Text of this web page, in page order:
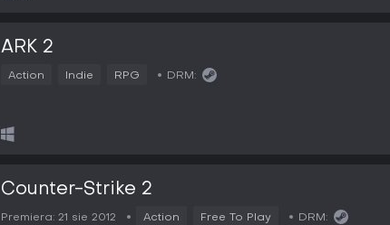
ARK 2
Action Indie RPG DRM:
Counter-Strike 2
Premiera: 21 sie 2012 Action Free To Play DRM: